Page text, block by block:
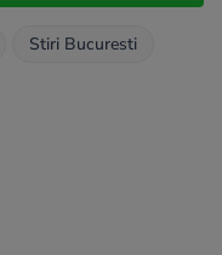
Stiri Bucuresti